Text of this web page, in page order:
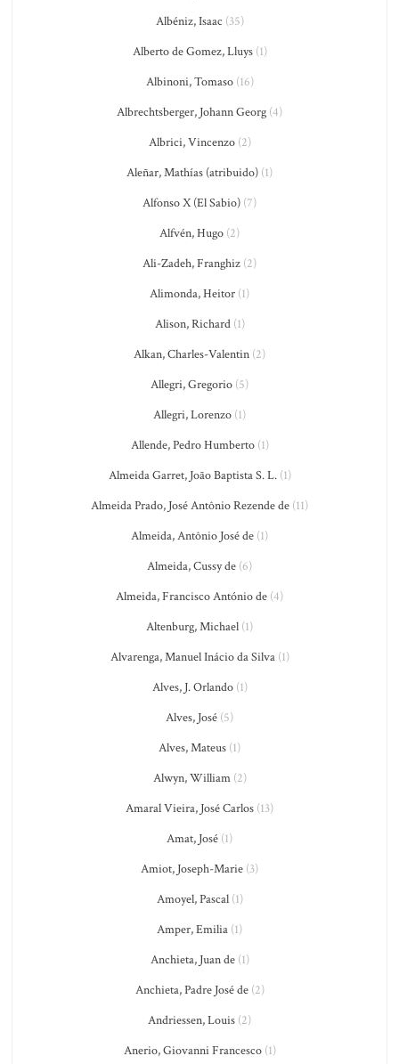
Albéniz, Isaac (35)
Alberto de Gomez, Lluys(1)
Albinoni, Tomaso(16)
Albrechtsberger, Johann Georg (4)
Albrici, Vincenzo(2)
Aleñar, Mathías (atribuido) (1)
Alfonso X (El Sabio) (7)
Alfvén, Hugo (2)
Ali-Zadeh, Franghiz (2)
Alimonda, Heitor (1)
Alison, Richard(1)
Alkan, Charles-Valentin (2)
Allegri, Gregorio (5)
Allegri, Lorenzo (1)
Allende, Pedro Humberto(1)
Almeida Garret, João Baptista S. L.(1)
Almeida Prado, José Antônio Rezende de (11)
Almeida, Antônio José de (1)
Almeida, Cussy de (6)
Almeida, Francisco António de (4)
Altenburg, Michael (1)
Alvarenga, Manuel Inácio da Silva(1)
Alves, J. Orlando(1)
Alves, José (5)
Alves, Mateus (1)
Alwyn, William(2)
Amaral Vieira, José Carlos (13)
Amat, José (1)
Amiot, Joseph-Marie (3)
Amoyel, Pascal(1)
Amper, Emilia (1)
Anchieta, Juan de(1)
Anchieta, Padre José de(2)
Andriessen, Louis (2)
Anerio, Giovanni Francesco(1)